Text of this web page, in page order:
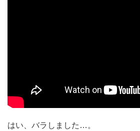
はい、バラしました…。